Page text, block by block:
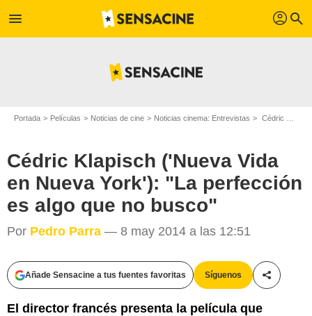
menu profil search
Portada Películas Noticias de cine Noticias cinema: Entrevistas Cédric Klapisch ('Nueva Vida en Nueva York'): "La perfección es algo que no busco"
Cédric Klapisch ('Nueva Vida
en Nueva York'): "La perfección
es algo que no busco"
Por Pedro Parra — 8 may 2014 a las 12:51
Añade Sensacine a tus fuentes favoritas Síguenos
El director francés presenta la película que